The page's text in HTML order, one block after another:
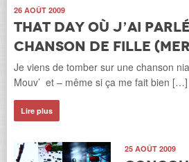
26 AOÛT 2009
That day où j’ai
chanson de fille
Je viens de tomber sur une chanson
Mouv’ et – même si ça me fait bien […]
Lire plus
25 AOÛT 2009